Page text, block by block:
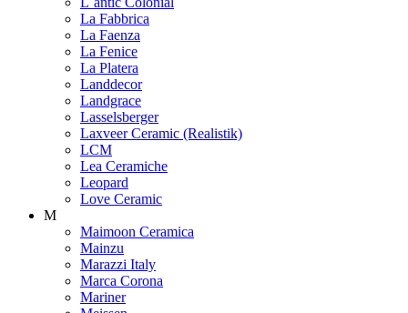
La Fabbrica
La Faenza
La Fenice
La Platera
Landdecor
Landgrace
Lasselsberger
Laxveer Ceramic (Realistik)
LCM
Lea Ceramiche
Leopard
Love Ceramic
M
Maimoon Ceramica
Mainzu
Marazzi Italy
Marca Corona
Mariner